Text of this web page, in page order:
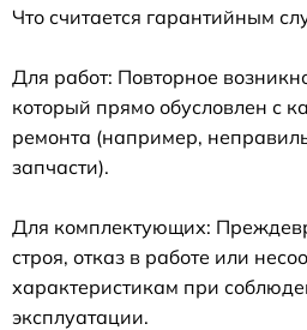
Что считается гарантийным
Для работ: Повторное
который прямо обусловлен с
ремонта (например,
запчасти).
Для комплектующих:
строя, отказ в работе или
характеристикам при
эксплуатации.